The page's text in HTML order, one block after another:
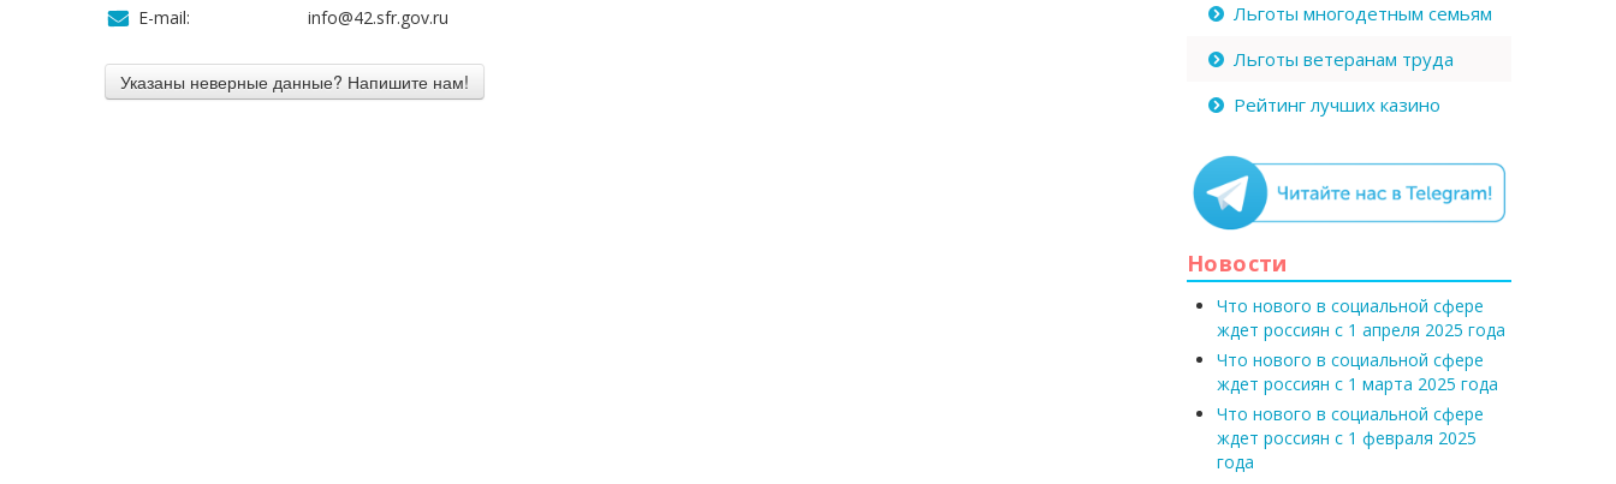
E-mail:
info@42.sfr.gov.ru
Льготы многодетным семьям
Льготы ветеранам труда
Рейтинг лучших казино
Новости
Что нового в социальной сфере
ждет россиян с 1 апреля 2025 года
Что нового в социальной сфере
ждет россиян с 1 марта 2025 года
Что нового в социальной сфере
ждет россиян с 1 февраля 2025
года